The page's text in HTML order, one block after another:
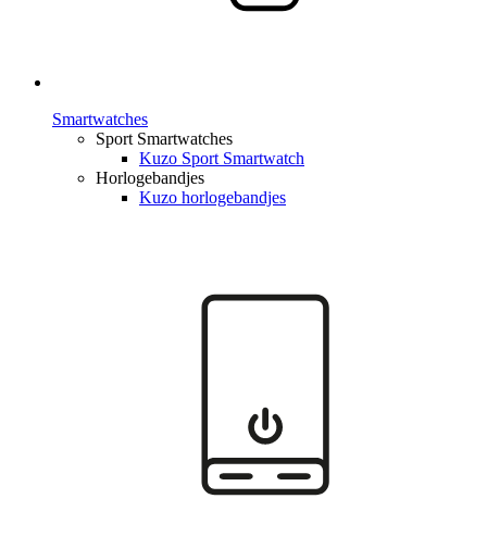
Smartwatches
Sport Smartwatches
Kuzo Sport Smartwatch
Horlogebandjes
Kuzo horlogebandjes